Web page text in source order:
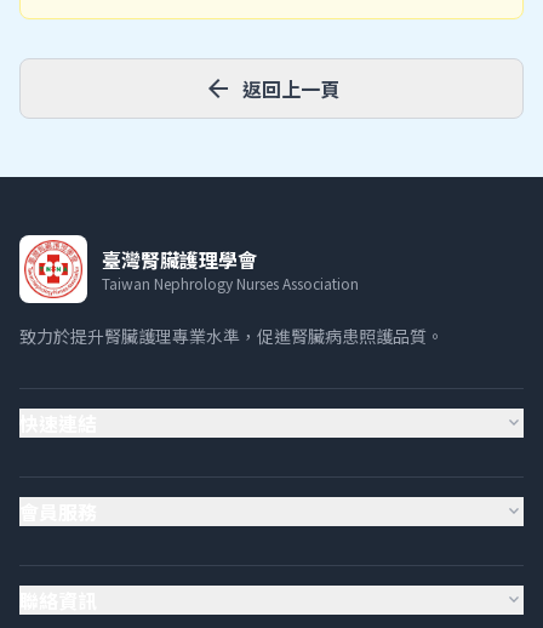
arrow_back 返回上一頁
臺灣腎臟護理學會
Taiwan Nephrology Nurses Association
致力於提升腎臟護理專業水準，促進腎臟病患照護品質。
expand_more
expand_more
expand_more